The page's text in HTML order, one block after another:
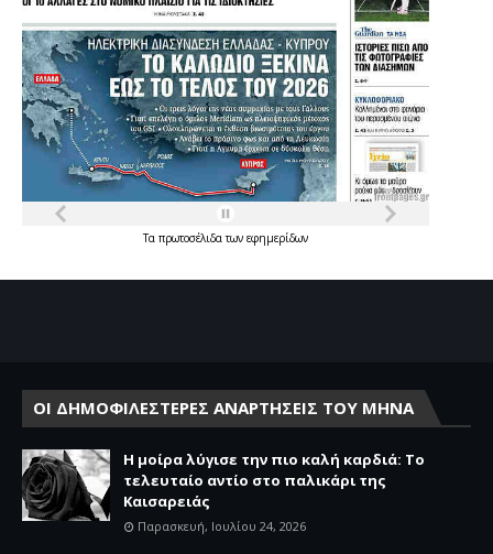
Τα πρωτοσέλιδατων εφημερίδων
ΟΙ ΔΗΜΟΦΙΛΕΣΤΕΡΕΣ ΑΝΑΡΤΗΣΕΙΣ ΤΟΥ ΜΗΝΑ
Η μοίρα λύγισε την πιο καλή καρδιά: Το
τελευταίο αντίο στο παλικάρι της
Καισαρειάς
Παρασκευή, Ιουλίου 24, 2026